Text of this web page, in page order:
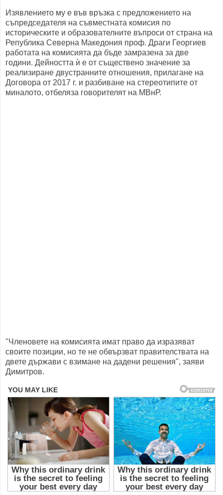
Изявлението му е във връзка с предложението на
съпредседателя на съвместната комисия по
историческите и образователните въпроси от страна на
Република Северна Македония проф. Драги Георгиев
работата на комисията да бъде замразена за две
години. Дейността ѝ е от съществено значение за
реализиране двустранните отношения, прилагане на
Договора от 2017 г. и разбиване на стереотипите от
миналото, отбеляза говорителят на МВнР.
"Членовете на комисията имат право да изразяват
своите позиции, но те не обвързват правителствата на
двете държави с взимане на дадени решения", заяви
Димитров.